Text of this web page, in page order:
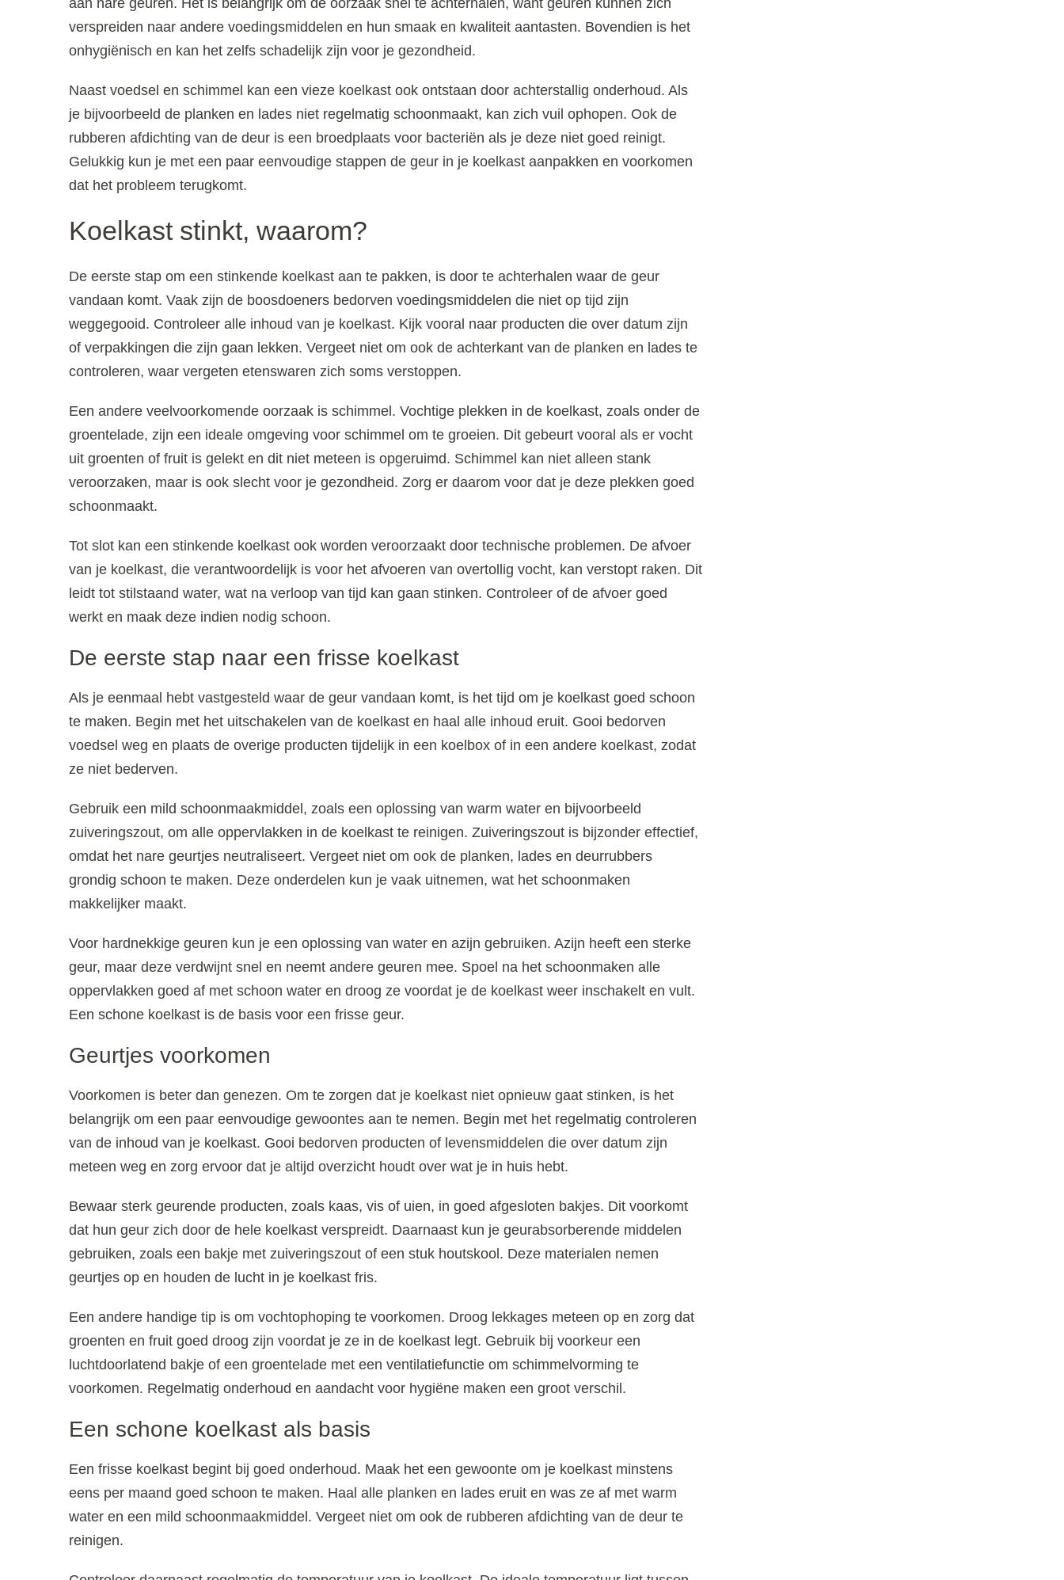
verspreiden naar andere voedingsmiddelen en hun smaak en kwaliteit aantasten. Bovendien is het
onhygiënisch en kan het zelfs schadelijk zijn voor je gezondheid.
Naast voedsel en schimmel kan een vieze koelkast ook ontstaan door achterstallig onderhoud. Als
je bijvoorbeeld de planken en lades niet regelmatig schoonmaakt, kan zich vuil ophopen. Ook de
rubberen afdichting van de deur is een broedplaats voor bacteriën als je deze niet goed reinigt.
Gelukkig kun je met een paar eenvoudige stappen de geur in je koelkast aanpakken en voorkomen
dat het probleem terugkomt.
Koelkast stinkt, waarom?
De eerste stap om een stinkende koelkast aan te pakken, is door te achterhalen waar de geur
vandaan komt. Vaak zijn de boosdoeners bedorven voedingsmiddelen die niet op tijd zijn
weggegooid. Controleer alle inhoud van je koelkast. Kijk vooral naar producten die over datum zijn
of verpakkingen die zijn gaan lekken. Vergeet niet om ook de achterkant van de planken en lades te
controleren, waar vergeten etenswaren zich soms verstoppen.
Een andere veelvoorkomende oorzaak is schimmel. Vochtige plekken in de koelkast, zoals onder de
groentelade, zijn een ideale omgeving voor schimmel om te groeien. Dit gebeurt vooral als er vocht
uit groenten of fruit is gelekt en dit niet meteen is opgeruimd. Schimmel kan niet alleen stank
veroorzaken, maar is ook slecht voor je gezondheid. Zorg er daarom voor dat je deze plekken goed
schoonmaakt.
Tot slot kan een stinkende koelkast ook worden veroorzaakt door technische problemen. De afvoer
van je koelkast, die verantwoordelijk is voor het afvoeren van overtollig vocht, kan verstopt raken. Dit
leidt tot stilstaand water, wat na verloop van tijd kan gaan stinken. Controleer of de afvoer goed
werkt en maak deze indien nodig schoon.
De eerste stap naar een frisse koelkast
Als je eenmaal hebt vastgesteld waar de geur vandaan komt, is het tijd om je koelkast goed schoon
te maken. Begin met het uitschakelen van de koelkast en haal alle inhoud eruit. Gooi bedorven
voedsel weg en plaats de overige producten tijdelijk in een koelbox of in een andere koelkast, zodat
ze niet bederven.
Gebruik een mild schoonmaakmiddel, zoals een oplossing van warm water en bijvoorbeeld
zuiveringszout, om alle oppervlakken in de koelkast te reinigen. Zuiveringszout is bijzonder effectief,
omdat het nare geurtjes neutraliseert. Vergeet niet om ook de planken, lades en deurrubbers
grondig schoon te maken. Deze onderdelen kun je vaak uitnemen, wat het schoonmaken
makkelijker maakt.
Voor hardnekkige geuren kun je een oplossing van water en azijn gebruiken. Azijn heeft een sterke
geur, maar deze verdwijnt snel en neemt andere geuren mee. Spoel na het schoonmaken alle
oppervlakken goed af met schoon water en droog ze voordat je de koelkast weer inschakelt en vult.
Een schone koelkast is de basis voor een frisse geur.
Geurtjes voorkomen
Voorkomen is beter dan genezen. Om te zorgen dat je koelkast niet opnieuw gaat stinken, is het
belangrijk om een paar eenvoudige gewoontes aan te nemen. Begin met het regelmatig controleren
van de inhoud van je koelkast. Gooi bedorven producten of levensmiddelen die over datum zijn
meteen weg en zorg ervoor dat je altijd overzicht houdt over wat je in huis hebt.
Bewaar sterk geurende producten, zoals kaas, vis of uien, in goed afgesloten bakjes. Dit voorkomt
dat hun geur zich door de hele koelkast verspreidt. Daarnaast kun je geurabsorberende middelen
gebruiken, zoals een bakje met zuiveringszout of een stuk houtskool. Deze materialen nemen
geurtjes op en houden de lucht in je koelkast fris.
Een andere handige tip is om vochtophoping te voorkomen. Droog lekkages meteen op en zorg dat
groenten en fruit goed droog zijn voordat je ze in de koelkast legt. Gebruik bij voorkeur een
luchtdoorlatend bakje of een groentelade met een ventilatiefunctie om schimmelvorming te
voorkomen. Regelmatig onderhoud en aandacht voor hygiëne maken een groot verschil.
Een schone koelkast als basis
Een frisse koelkast begint bij goed onderhoud. Maak het een gewoonte om je koelkast minstens
eens per maand goed schoon te maken. Haal alle planken en lades eruit en was ze af met warm
water en een mild schoonmaakmiddel. Vergeet niet om ook de rubberen afdichting van de deur te
reinigen.